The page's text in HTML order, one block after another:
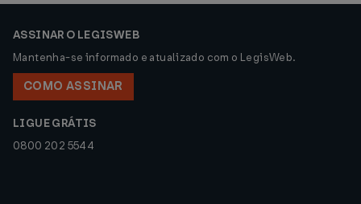
ASSINAR O LEGISWEB
Mantenha-se informado e atualizado com o LegisWeb.
COMO ASSINAR
LIGUE GRÁTIS
0800 202 5544